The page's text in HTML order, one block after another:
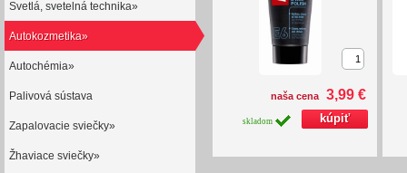
Svetlá, svetelná technika»
Autokozmetika»
Autochémia»
Palivová sústava
Zapalovacie sviečky»
Žhaviace sviečky»
naša cena 3,99 €
skladom